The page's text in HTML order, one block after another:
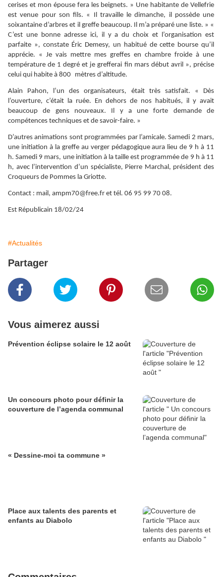
cerises et mon épouse fera les beignets. » Une habitante de Vellefrie
est venue pour son fils. « Il travaille le dimanche, il possède une
soixantaine d’arbres et il greffe beaucoup. Il m’a préparé une liste. » «
C’est une bonne adresse ici, il y a du choix et l’organisation est
parfaite », constate Éric Demesy, un habitué de cette bourse qu’il
apprécie. « Je vais mettre mes greffes en chambre froide à une
température de 1 degré et je grefferai fin mars début avril », précise
celui qui habite à 800 mètres d’altitude.
Alain Pahon, l’un des organisateurs, était très satisfait. « Dès
l’ouverture, c’était la ruée. En dehors de nos habitués, il y avait
beaucoup de gens nouveaux. Il y a une forte demande de
compétences techniques et de savoir-faire. »
D’autres animations sont programmées par l’amicale. Samedi 2 mars,
une initiation à la greffe au verger pédagogique aura lieu de 9 h à 11
h. Samedi 9 mars, une initiation à la taille est programmée de 9 h à 11
h, avec l’intervention d’un spécialiste, Pierre Marchal, président des
Croqueurs de Pommes la Griotte.
Contact : mail, ampm70@free.fr et tél. 06 95 99 70 08.
Est Républicain 18/02/24
#Actualités
Partager
Vous aimerez aussi
Prévention éclipse solaire le 12 août
Un concours photo pour définir la
couverture de l’agenda communal
« Dessine-moi ta commune »
Place aux talents des parents et
enfants au Diabolo